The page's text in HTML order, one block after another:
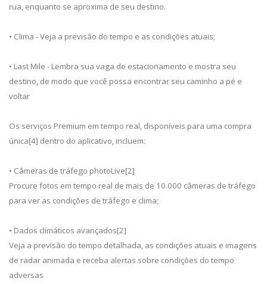
rua, enquanto se aproxima de seu destino.
• Clima - Veja a previsão do tempo e as condições atuais;
• Last Mile - Lembra sua vaga de estacionamento e mostra seu
destino, de modo que você possa encontrar seu caminho a pé e
voltar
Os serviços Premium em tempo real, disponíveis para uma compra
única[4] dentro do aplicativo, incluem:
• Câmeras de tráfego photoLive[2]
Procure fotos em tempo real de mais de 10.000 câmeras de tráfego
para ver as condições de tráfego e clima;
• Dados climáticos avançados[2]
Veja a previsão do tempo detalhada, as condições atuais e imagens
de radar animada e receba alertas sobre condições do tempo
adversas